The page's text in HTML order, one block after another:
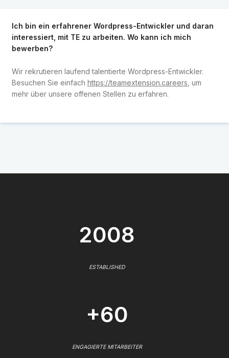
Ich bin ein erfahrener Wordpress-Entwickler und daran
interessiert, mit TE zu arbeiten. Wo kann ich mich
bewerben?
Wir rekrutieren laufend talentierte Wordpress-Entwickler.
Besuchen Sie einfach https://teamextension.careers , um
mehr über unsere offenen Stellen zu erfahren.
2008
ESTABLISHED
+60
ENGAGIERTE MITARBEITER